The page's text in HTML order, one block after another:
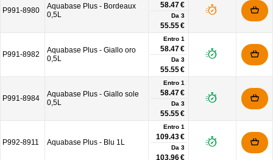
P991-8980
Aquabase Plus - Bordeaux
0,5L
58.47 €
Da 3
55.55 €
P991-8982
Aquabase Plus - Giallo oro
0,5L
Entro 1
58.47 €
Da 3
55.55 €
P991-8984
Aquabase Plus - Giallo sole
0,5L
Entro 1
58.47 €
Da 3
55.55 €
P992-8911 Aquabase Plus - Blu 1L
Entro 1
109.43 €
Da 3
103.96 €